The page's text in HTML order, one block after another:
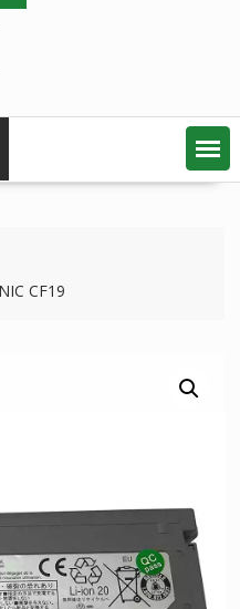
CF19